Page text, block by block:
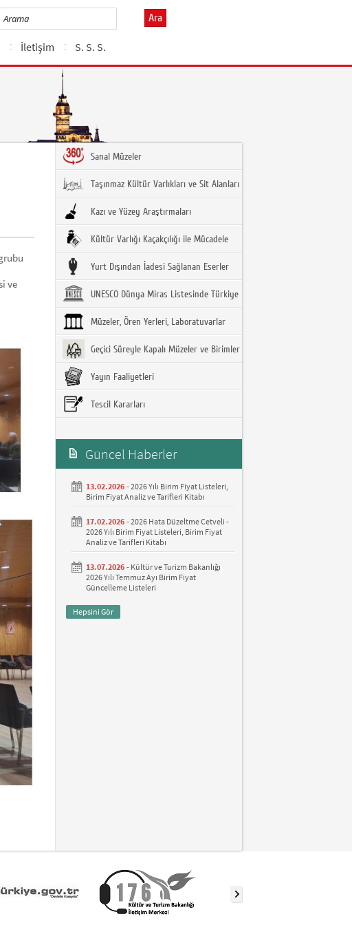
Ara
İletişim S. S. S.
ve
Sanal Müzeler
Taşınmaz Kültür Varlıkları ve Sit Alanları
Kazı ve Yüzey Araştırmaları
Kültür Varlığı Kaçakçılığı ile Mücadele
Yurt Dışından İadesi Sağlanan Eserler
UNESCO Dünya Miras Listesinde Türkiye
Müzeler, Ören Yerleri, Laboratuvarlar
Geçici Süreyle Kapalı Müzeler ve Birimler
Yayın Faaliyetleri
Tescil Kararları
Güncel Haberler
13.02.2026 -2026 Yılı Birim Fiyat Listeleri,
Birim Fiyat Analiz ve Tarifleri Kitabı
17.02.2026 -2026 Hata Düzeltme Cetveli -
2026 Yılı Birim Fiyat Listeleri, Birim Fiyat
Analiz ve Tarifleri Kitabı
13.07.2026 - Kültür ve Turizm Bakanlığı
2026 Yılı Temmuz Ayı Birim Fiyat
Güncelleme Listeleri
Hepsini Gör